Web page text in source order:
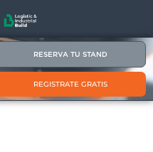
RESERVA TU STAND
REGISTRATE GRATIS